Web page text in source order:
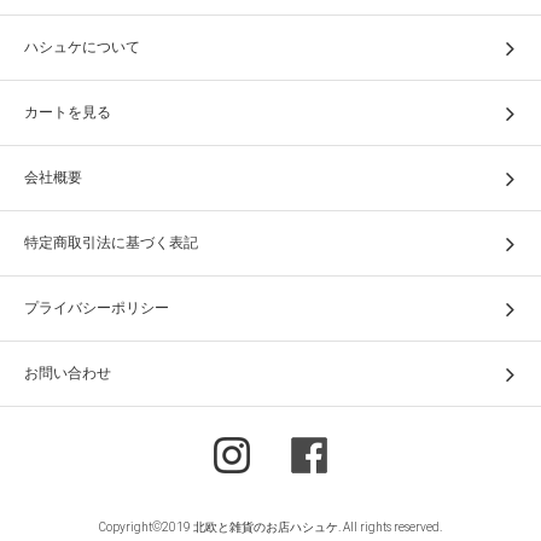
ハシュケについて
カートを見る
会社概要
特定商取引法に基づく表記
プライバシーポリシー
お問い合わせ
Copyright©2019 北欧と雑貨のお店ハシュケ. All rights reserved.